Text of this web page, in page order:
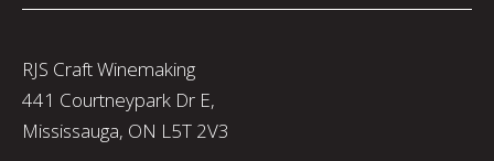
RJS Craft Winemaking
441 Courtneypark Dr E,
Mississauga, ON L5T 2V3